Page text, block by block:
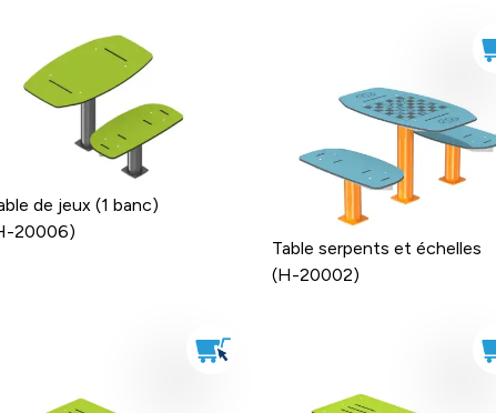
de jeux (1 banc)
20006)
Table serpents et échelles
(H-20002)